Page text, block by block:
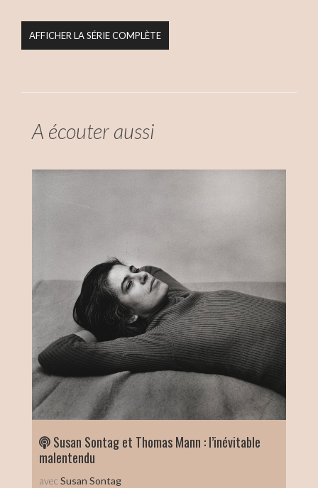
AFFICHER LA SÉRIE COMPLÈTE
A écouter aussi
Susan Sontag et Thomas Mann : l’inévitable
malentendu
avec Susan Sontag